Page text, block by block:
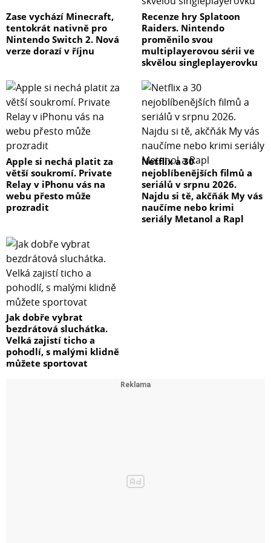
Zase vychází Minecraft,
tentokrát nativně pro
Nintendo Switch 2. Nová
verze dorazí v říjnu
Recenze hry Splatoon
Raiders. Nintendo
proměnilo svou
multiplayerovou sérii ve
skvělou singleplayerovku
Apple si nechá platit za
větší soukromí. Private
Relay v iPhonu vás na
webu přesto může
prozradit
Netflix a 30
nejoblíbenějších filmů a
seriálů v srpnu 2026.
Najdu si tě, akčňák My vás
naučíme nebo krimi
seriály Metanol a Rapl
Jak dobře vybrat
bezdrátová sluchátka.
Velká zajistí ticho a
pohodlí, s malými klidně
můžete sportovat